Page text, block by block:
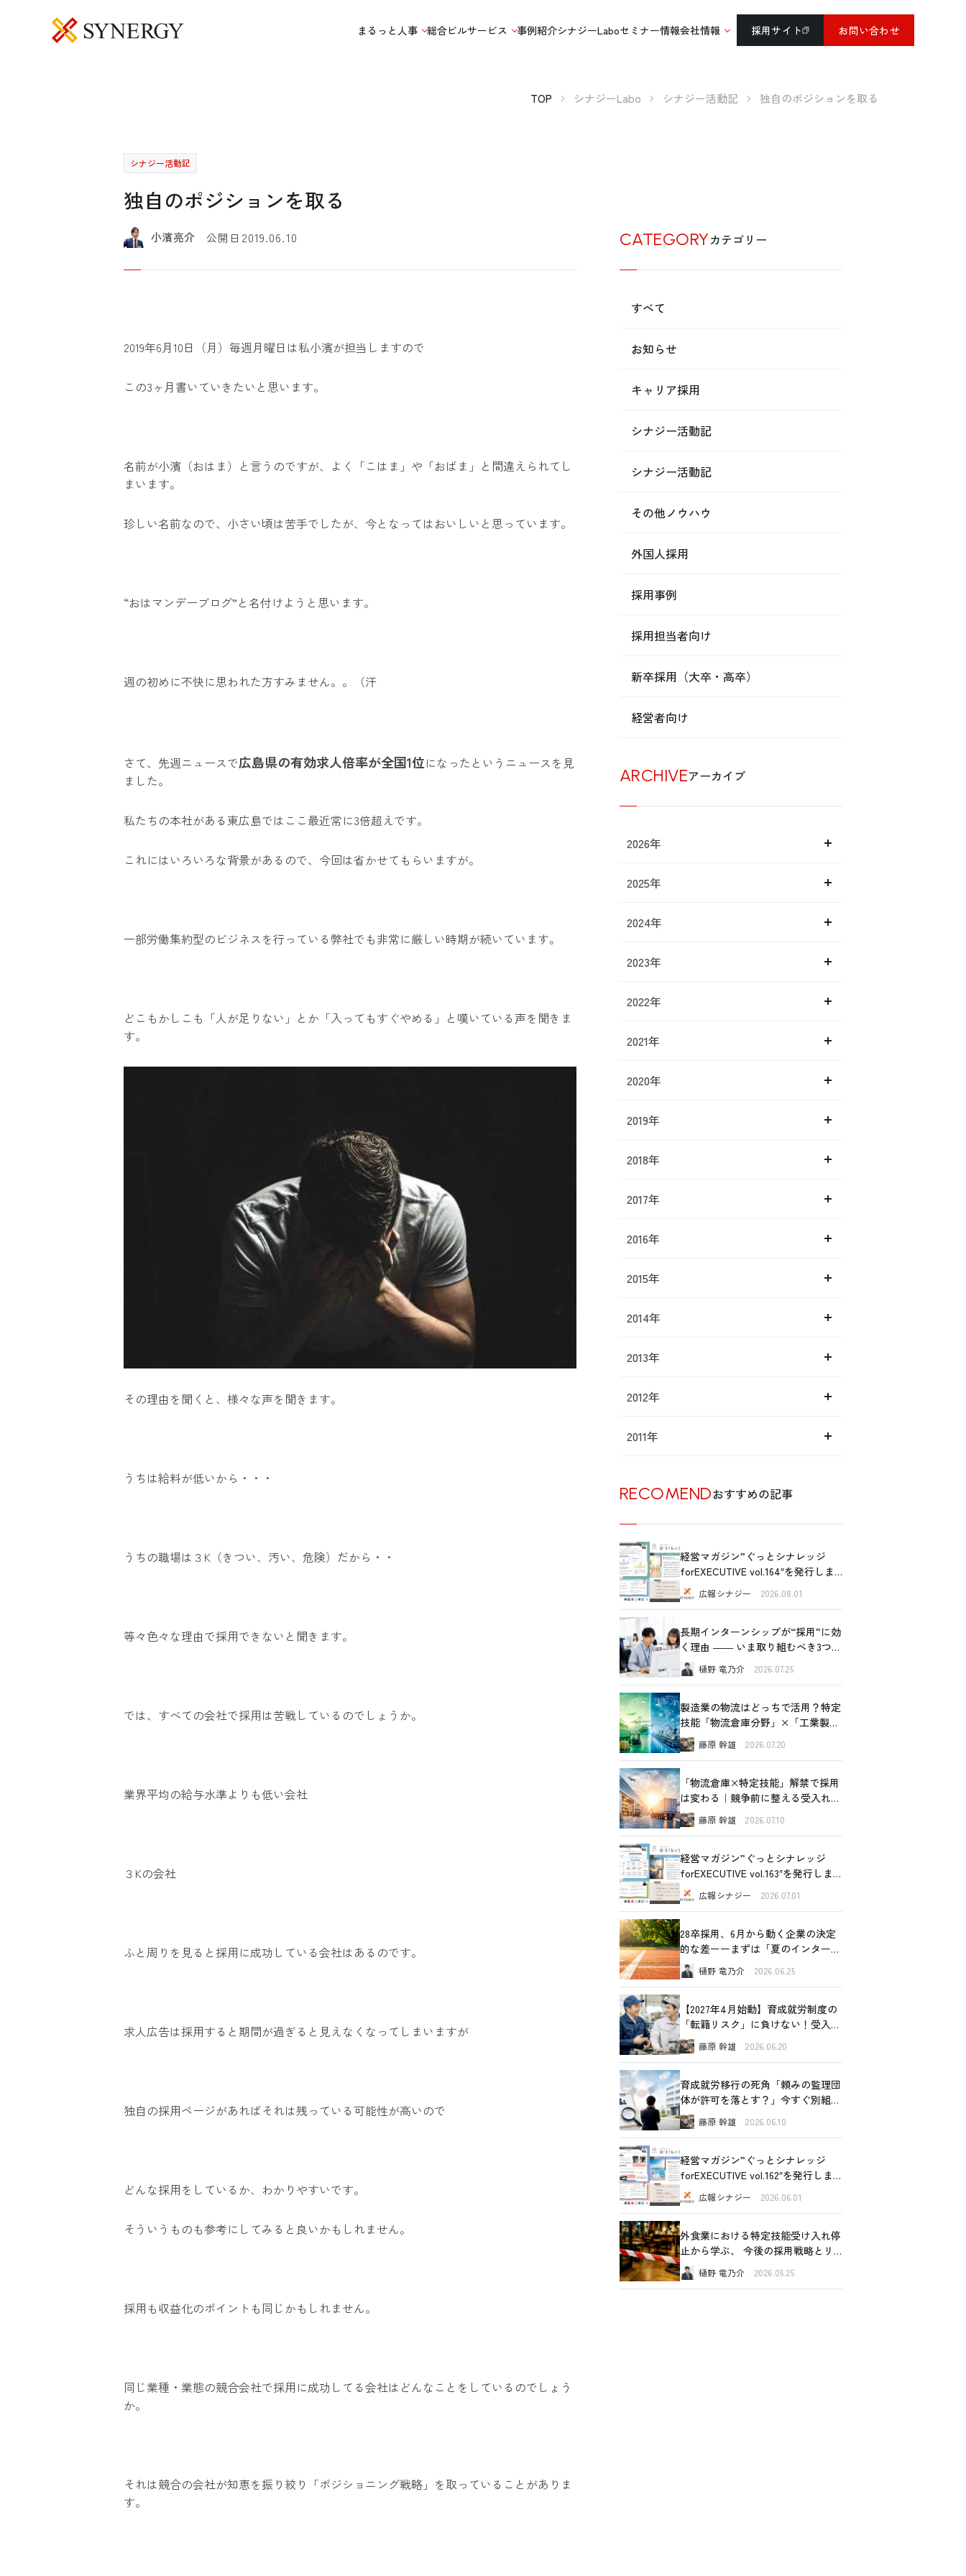
まるっと人事 総合ビルサービス 事例紹介シナジーLaboセミナー情報会社情報 採用サイト お問い合わせ
TOP シナジーLabo シナジー活動記 独自のポジションを取る
シナジー活動記
独自のポジションを取る
小濱亮介 公開日 2019.06.10
2019年6月10日（月）毎週月曜日は私小濱が担当しますので
この3ヶ月書いていきたいと思います。
名前が小濱（おはま）と言うのですが、よく「こはま」や「おばま」と間違えられてし
まいます。
珍しい名前なので、小さい頃は苦手でしたが、今となってはおいしいと思っています。
“おはマンデーブログ”と名付けようと思います。
週の初めに不快に思われた方すみません。。（汗
さて、先週ニュースで広島県の有効求人倍率が全国1位になったというニュースを見
ました。
私たちの本社がある東広島ではここ最近常に3倍超えです。
これにはいろいろな背景があるので、今回は省かせてもらいますが。
一部労働集約型のビジネスを行っている弊社でも非常に厳しい時期が続いています。
どこもかしこも「人が足りない」とか「入ってもすぐやめる」と嘆いている声を聞きま
す。
その理由を聞くと、様々な声を聞きます。
うちは給料が低いから・・・
うちの職場は３K（きつい、汚い、危険）だから・・
等々色々な理由で採用できないと聞きます。
では、すべての会社で採用は苦戦しているのでしょうか。
業界平均の給与水準よりも低い会社
３Kの会社
ふと周りを見ると採用に成功している会社はあるのです。
求人広告は採用すると期間が過ぎると見えなくなってしまいますが
独自の採用ページがあればそれは残っている可能性が高いので
どんな採用をしているか、わかりやすいです。
そういうものも参考にしてみると良いかもしれません。
採用も収益化のポイントも同じかもしれません。
同じ業種・業態の競合会社で採用に成功してる会社はどんなことをしているのでしょう
か。
それは競合の会社が知恵を振り絞り「ポジショニング戦略」を取っていることがありま
す。
CATEGORYカテゴリー
すべて
お知らせ
キャリア採用
シナジー活動記
シナジー活動記
その他ノウハウ
外国人採用
採用事例
採用担当者向け
新卒採用（大卒・高卒）
経営者向け
ARCHIVEアーカイブ
2026年
2025年
2024年
2023年
2022年
2021年
2020年
2019年
2018年
2017年
2016年
2015年
2014年
2013年
2012年
2011年
RECOMENDおすすめの記事
経営マガジン”ぐっとシナレッジ
forEXECUTIVE vol.164″を発行しま
した！広報シナジー 2026.08.01
長期インターンシップが“採用”に効
く理由 ―― いま取り組むべき3つの
価値 樋野 竜乃介 2026.07.25
製造業の物流はどっちで活用？特定
技能「物流倉庫分野」×「工業製品
製造分野」比較ガイド
藤原 幹雄 2026.07.20
「物流倉庫×特定技能」解禁で採用
は変わる｜競争前に整える受入れ設
計の全体像
藤原 幹雄 2026.07.10
経営マガジン”ぐっとシナレッジ
forEXECUTIVE vol.163″を発行しま
した！広報シナジー 2026.07.01
28卒採用、6月から動く企業の決定
的な差ーーまずは「夏のインターン
シップ」から始めてみませんか
樋野 竜乃介 2026.06.25
【2027年4月始動】育成就労制度の
「転籍リスク」に負けない！受入企
業が今すぐできるリアルな対策
藤原 幹雄 2026.06.20
育成就労移行の死角「頼みの監理団
体が許可を落とす？」今すぐ別組織
の内部事情に切り込むべき理由と、
確認すべき4つの重要ポイント
藤原 幹雄 2026.06.10
経営マガジン”ぐっとシナレッジ
forEXECUTIVE vol.162″を発行しま
した！広報シナジー 2026.06.01
外食業における特定技能受け入れ停
止から学ぶ、 今後の採用戦略とリ
スク管理樋野 竜乃介 2026.05.25